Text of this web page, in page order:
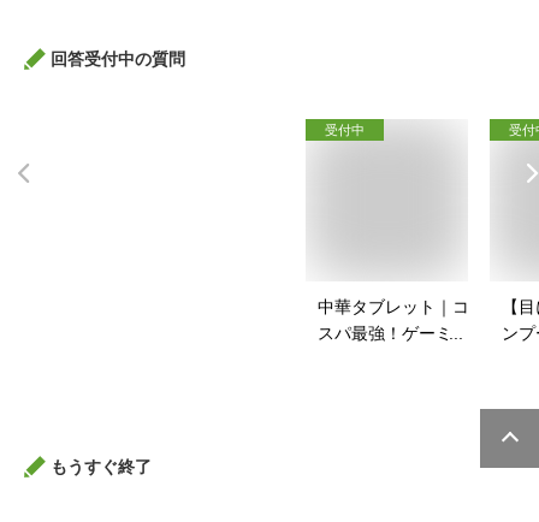
回答受付中の質問
受付中
中華タブレット｜コ
スパ最強！ゲーミン
受付
【
ン
もうすぐ終了